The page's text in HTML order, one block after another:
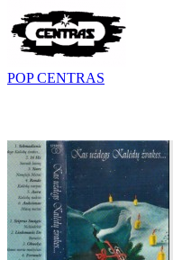
POP CENTRAS